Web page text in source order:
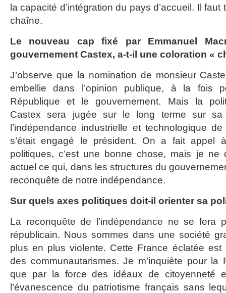
la capacité d’intégration du pays d’accueil. Il
chaîne.
Le nouveau cap fixé par Emmanuel
gouvernement Castex, a-t-il une coloration «
J’observe que la nomination de monsieur
embellie dans l’opinion publique, à la fois
République et le gouvernement. Mais la
Castex sera jugée sur le long terme sur sa
l’indépendance industrielle et technologique
s’était engagé le président. On a fait appel
politiques, c’est une bonne chose, mais je ne
actuel ce qui, dans les structures du
reconquête de notre indépendance.
Sur quels axes politiques doit-il orienter sa
La reconquête de l’indépendance ne se fera
républicain. Nous sommes dans une société
plus en plus violente. Cette France éclatée
des communautarismes. Je m’inquiète pour la
que par la force des idéaux de citoyenneté
l’évanescence du patriotisme français sans